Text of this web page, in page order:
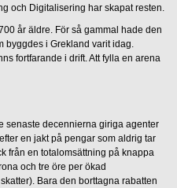
och Digitalisering har skapat resten.
år äldre. För så gammal hade den
byggdes i Grekland varit idag.
fortfarande i drift. Att fylla en arena
senaste decennierna giriga agenter
en jakt på pengar som aldrig tar
från en totalomsättning på knappa
och tre öre per ökad
Bara den borttagna rabatten